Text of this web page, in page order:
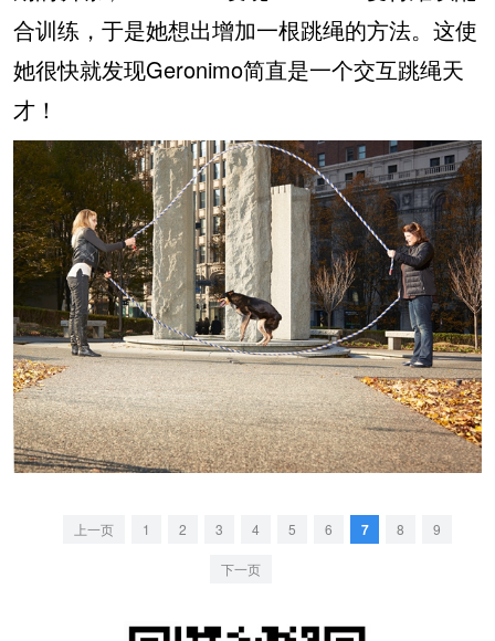
合训练，于是她想出增加一根跳绳的方法。这使
她很快就发现Geronimo简直是一个交互跳绳天
才！
上一页 1 2 3 4 5 6 7 8 9
下一页